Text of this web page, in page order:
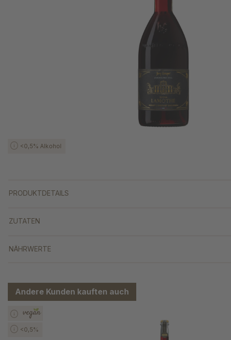
<0,5% Alkohol
PRODUKTDETAILS
ZUTATEN
NÄHRWERTE
Andere Kunden kauften auch
Produktgalerie überspringen
<0,5%